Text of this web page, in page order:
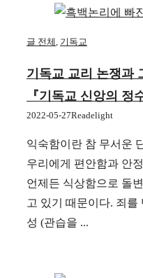
글 전체, 기독교
기독교 교리 논쟁과
『기독교 신앙의 정
2022-05-27Readelight
익숙함이란 참 무서운
우리에게 편안함과 안
언제든 식상함으로 돌
고 있기 때문이다. 죄를
성 (관습을 ...